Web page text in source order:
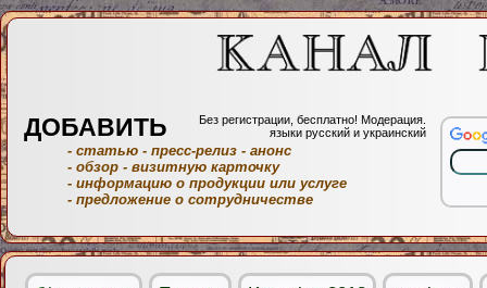
ДОБАВИТЬ
Без регистрации, бесплатно! Модерация.
языки русский и украинский
- статью - пресс-релиз - анонс
- обзор - визитную карточку
- информацию о продукции или услуге
- предложение о сотрудничестве